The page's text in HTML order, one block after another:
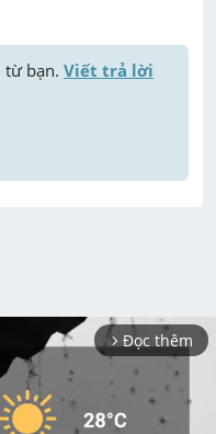
từ bạn. Viết trả lời
arrow_forward_ios Đọc thêm